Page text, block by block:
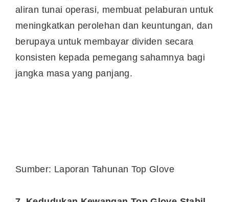
aliran tunai operasi, membuat pelaburan untuk
meningkatkan perolehan dan keuntungan, dan
berupaya untuk membayar dividen secara
konsisten kepada pemegang sahamnya bagi
jangka masa yang panjang.
Sumber: Laporan Tahunan Top Glove